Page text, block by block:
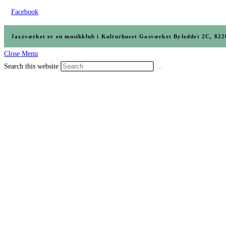
Facebook
Jazzværket er en musikklub i Kulturhuset Gasværket Byleddet 2C,
Close Menu
Search this website